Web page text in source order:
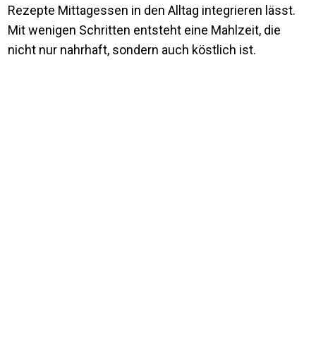
Rezepte Mittagessen in den Alltag integrieren lässt.
Mit wenigen Schritten entsteht eine Mahlzeit, die
nicht nur nahrhaft, sondern auch köstlich ist.